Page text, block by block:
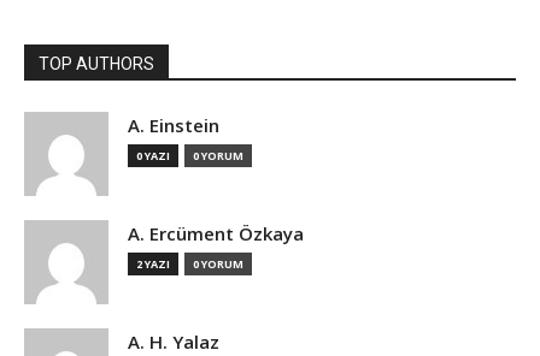
TOP AUTHORS
A. Einstein
0 YAZI 0 YORUM
A. Ercüment Özkaya
2 YAZI 0 YORUM
A. H. Yalaz